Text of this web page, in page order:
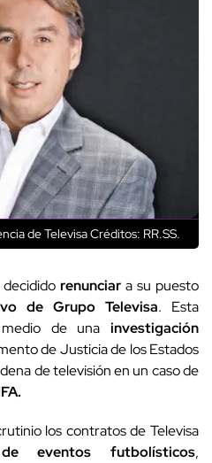
de TelevisaCréditos: RR.SS.
decidido renunciara su puesto
de Grupo Televisa. Esta
de una investigación
de Justicia de los Estados
de televisión en un caso de
los contratos de Televisa
eventos futbolísticos,